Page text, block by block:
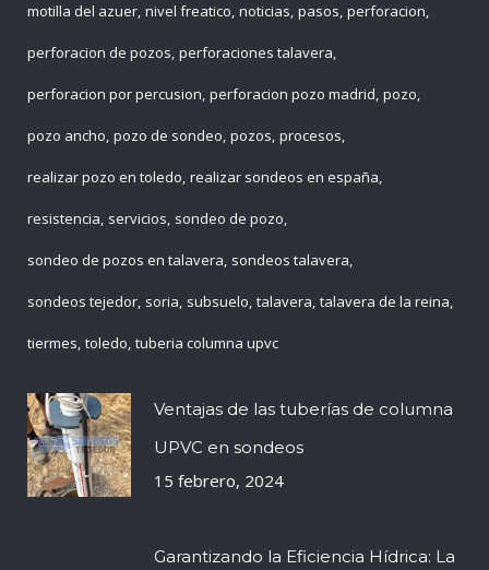
motilla del azuer nivel freatico noticias pasos perforacion
perforacion de pozos perforaciones talavera
perforacion por percusion perforacion pozo madrid pozo
pozo ancho pozo de sondeo pozos procesos
realizar pozo en toledo realizar sondeos en españa
resistencia servicios sondeo de pozo
sondeo de pozos en talavera sondeos talavera
sondeos tejedor soria subsuelo talavera talavera de la reina
tiermes toledo tuberia columna upvc
Ventajas de las tuberías de columna
UPVC en sondeos
15 febrero, 2024
Garantizando la Eficiencia Hídrica: La